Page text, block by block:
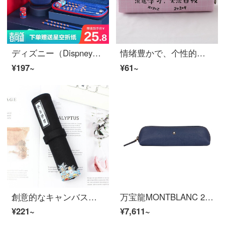
ディズニー（Dispney）小学生ペンケス3 D大容量文具箱耐磨耗耐汚児童鉛筆箱漫威英雄シリーズ3 D米国リーダー
¥197~
情绪豊かで、个性的な学习文字ペンケスシンプルで创造的な男女学生文具箱学习文具铅笔袋勉强に没头しています。
¥61~
創意的なキャンバス捲簾ぺンケス簡単中学校の学生の筆簾大容量の鉛筆袋の文具箱の男性の女の子の巻ぺンケス中国風新款网红大学生スケッチ巻ぺンケス黒(勉強したいです)
¥221~
万宝龍MONTBLANC 2本セット経典ペキンケス124477
¥7,611~